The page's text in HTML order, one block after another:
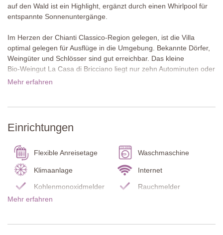
auf den Wald ist ein Highlight, ergänzt durch einen Whirlpool für
entspannte Sonnenuntergänge.
Im Herzen der Chianti Classico‑Region gelegen, ist die Villa
optimal gelegen für Ausflüge in die Umgebung. Bekannte Dörfer,
Weingüter und Schlösser sind gut erreichbar. Das kleine
Bio‑Weingut La Casa di Bricciano liegt nur zehn Autominuten oder
30 Gehminuten entfernt, während das berühmte Castello di Brolio
weniger als zehn Minuten entfernt. Siena, Florenz, Arezzo und
San Gimignano eignen sich ebenfalls perfekt für Tagesausflüge.
Das aus Naturstein errichtete Haus ist umgeben von gepflegten
Rasenflächen und verfügt über zwei einladende Terrassen, eine
für Essen im Freien, die andere mit Lounge‑Möbeln für
entspannte Stunden.
Im Inneren erstreckt sich das Haus über ein Erdgeschoss und ein
ausgewählten Details, die Wärme und Charakter verleihen. Villa
Mehr erfahren
Einrichtungen
Flexible Anreisetage Waschmaschine
Klimaanlage Internet
Kohlenmonoxidmelder
Rauchmelder
Feuerlöscher
Mehr erfahren